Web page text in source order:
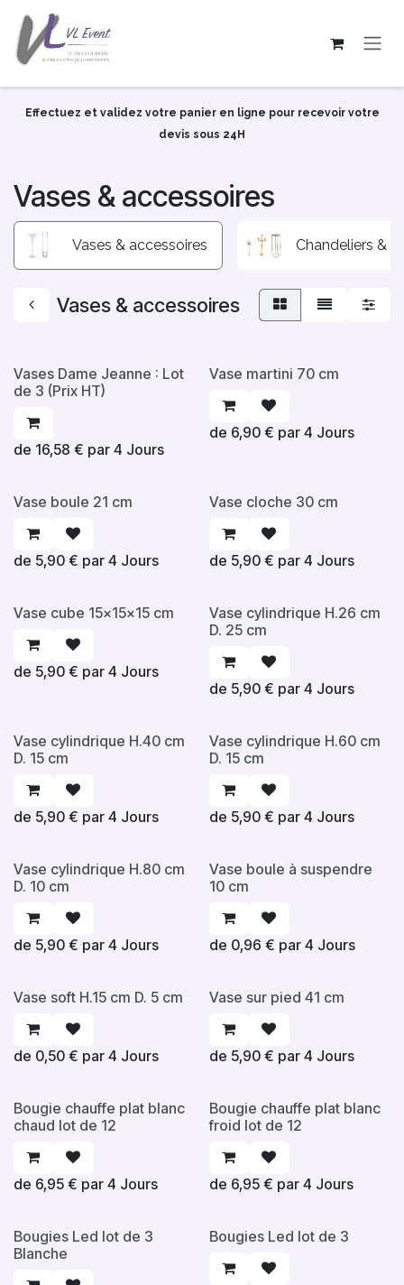
Se rendre au contenu
Effectuez et validez votre panier en ligne pour recevoir votre
devis sous 24H
Vases & accessoires
Vases & accessoires Chandeliers &
Vases & accessoires
Vases Dame Jeanne : Lot
de 3 (Prix HT)
de 16,58 € par 4 Jours
Top
Vase martini 70 cm
de 6,90€ par 4 Jours
Vase boule 21 cm
de 5,90 € par 4 Jours
Vase cloche 30 cm
de 5,90€ par 4 Jours
Vase cube 15x15x15 cm
de 5,90 € par 4 Jours
Vase cylindrique H.26 cm
D. 25 cm
de 5,90€ par 4 Jours
Vase cylindrique H.40 cm
D. 15 cm
de 5,90 € par 4 Jours
Vase cylindrique H.60 cm
D. 15 cm
de 5,90€ par 4 Jours
Vase cylindrique H.80 cm
D. 10 cm
de 5,90 € par 4 Jours
Vase boule à suspendre
10 cm
de 0,96 € par 4 Jours
Vase soft H.15 cm D. 5 cm
de 0,50 € par 4 Jours
Vase sur pied 41 cm
de 5,90€ par 4 Jours
Bougie chauffe plat blanc
chaud lot de 12
de 6,95 € par 4 Jours
Bougie chauffe plat blanc
froid lot de 12
de 6,95€ par 4 Jours
Bougies Led lot de 3
Blanche
Bougies Led lot de 3